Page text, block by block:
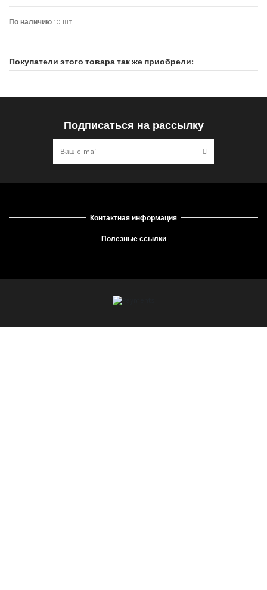
По наличию 10 шт.
Покупатели этого товара так же приобрели:
Подписаться на рассылку
Контактная информация
Полезные ссылки